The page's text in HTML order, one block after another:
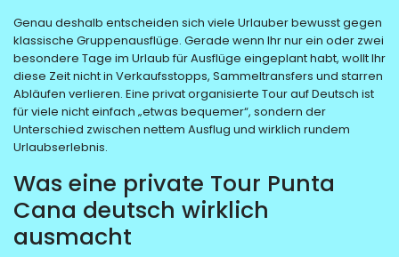
Genau deshalb entscheiden sich viele Urlauber bewusst gegen
klassische Gruppenausflüge. Gerade wenn Ihr nur ein oder zwei
besondere Tage im Urlaub für Ausflüge eingeplant habt, wollt Ihr
diese Zeit nicht in Verkaufsstopps, Sammeltransfers und starren
Abläufen verlieren. Eine privat organisierte Tour auf Deutsch ist
für viele nicht einfach „etwas bequemer“, sondern der
Unterschied zwischen nettem Ausflug und wirklich rundem
Urlaubserlebnis.
Was eine private Tour Punta
Cana deutsch wirklich
ausmacht